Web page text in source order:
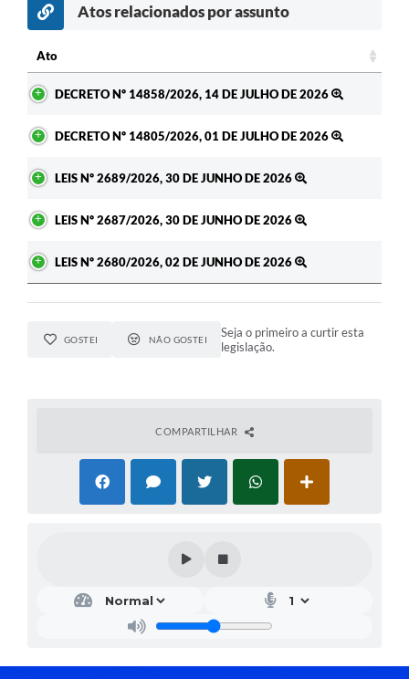
Atos relacionados por assunto
Ato
DECRETO Nº 14858/2026, 14 DE JULHO DE 2026
DECRETO Nº 14805/2026, 01 DE JULHO DE 2026
LEIS Nº 2689/2026, 30 DE JUNHO DE 2026
LEIS Nº 2687/2026, 30 DE JUNHO DE 2026
LEIS Nº 2680/2026, 02 DE JUNHO DE 2026
GOSTEI NÃO GOSTEI
Seja o primeiro a curtir esta
legislação.
COMPARTILHAR